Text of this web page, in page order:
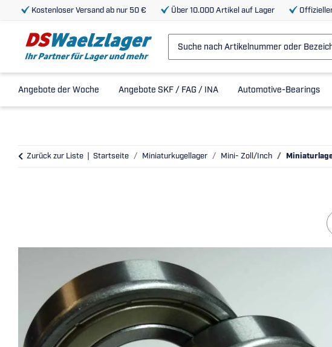
Kostenloser Versand ab nur 50 € Über 10.000 Artikel auf Lager
Angebote der Woche Angebote SKF / FAG / INA Automotive-Bearings
Zurück zur Liste Startseite Miniaturkugellager Mini- Zoll/Inch